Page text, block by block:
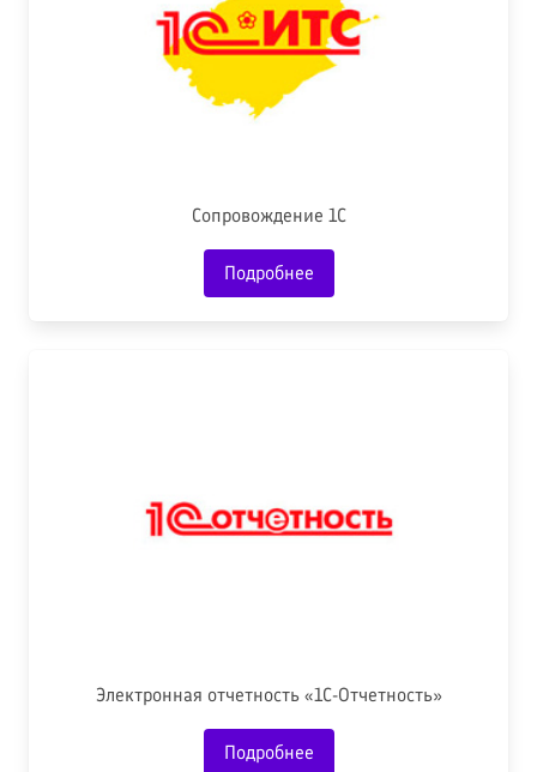
Сопровождение 1С
Подробнее
Электронная отчетность «1С-Отчетность»
Подробнее